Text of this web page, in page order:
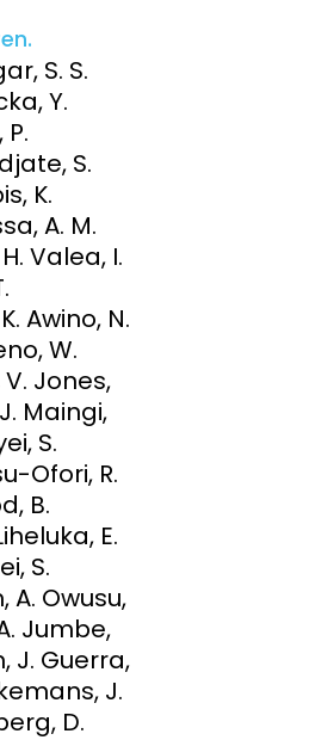
S. S.
Y.
S.
K.
A. M.
Valea, I.
Awino, N.
W.
V. Jones,
Maingi,
S.
Ofori, R.
B.
E.
S.
A. Owusu,
Jumbe,
J. Guerra,
J.
D.